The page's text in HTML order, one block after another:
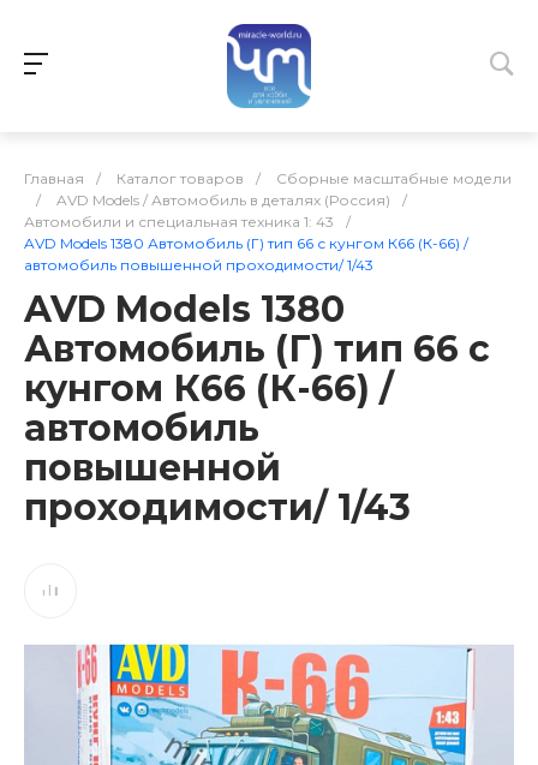
Главная / Каталог товаров /
Сборные масштабные модели
/
AVD Models / Автомобиль в деталях (Россия)
/
Автомобили и специальная техника 1: 43
/
AVD Models 1380 Автомобиль (Г) тип 66 с кунгом К66 (К-66) /
автомобиль повышенной проходимости/ 1/43
AVD Models 1380
Автомобиль (Г) тип 66 с
кунгом К66 (К-66) /
автомобиль
повышенной
проходимости/ 1/43